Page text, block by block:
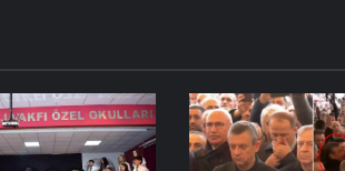
En iyi 5 Birinci Dünya